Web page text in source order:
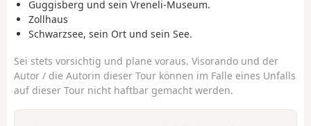
Guggisberg und sein Vreneli-Museum.
Zollhaus
Schwarzsee, sein Ort und sein See.
Sei stets vorsichtig und plane voraus. Visorando und der
Autor / die Autorin dieser Tour können im Falle eines Unfalls
auf dieser Tour nicht haftbar gemacht werden.